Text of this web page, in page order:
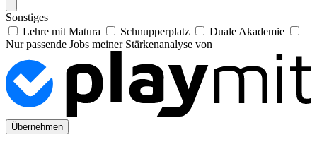
Sonstiges
Lehre mit Matura
Schnupperplatz
Duale Akademie
Nur passende Jobs meiner Stärkenanalyse von
Übernehmen